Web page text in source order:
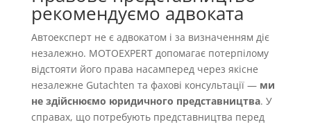
рекомендуємо адвоката
Автоексперт не є адвокатом і за визначенням діє
незалежно. MOTOEXPERT допомагає потерпілому
відстояти його права насамперед через якісне
незалежне Gutachten та фахові консультації — ми
не здійснюємо юридичного представництва. У
справах, що потребують представництва перед